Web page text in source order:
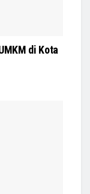
di Kota